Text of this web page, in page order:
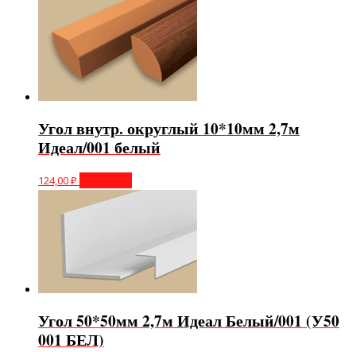
Угол внутр. округлый 10*10мм 2,7м
Идеал/001 белый
124,00₽
Угол 50*50мм 2,7м Идеал Белый/001 (У50
001 БЕЛ)